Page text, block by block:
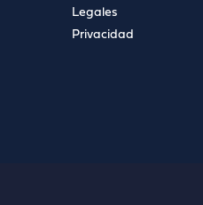
Legales
Privacidad